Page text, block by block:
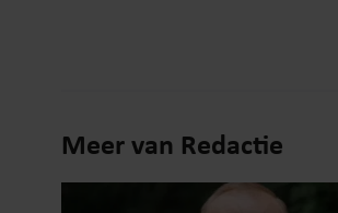
Meer van Redactie